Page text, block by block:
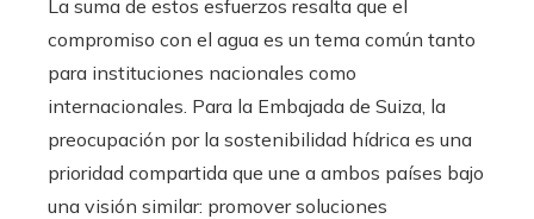
La suma de estos esfuerzos resalta que el
compromiso con el agua es un tema común tanto
para instituciones nacionales como
internacionales. Para la Embajada de Suiza, la
preocupación por la sostenibilidad hídrica es una
prioridad compartida que une a ambos países bajo
una visión similar: promover soluciones